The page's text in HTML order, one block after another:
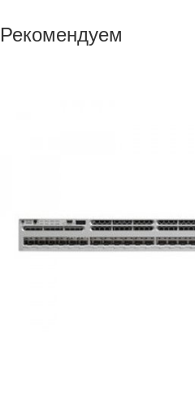
Рекомендуем